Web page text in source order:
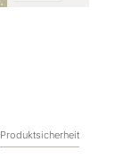
Produktsicherheit